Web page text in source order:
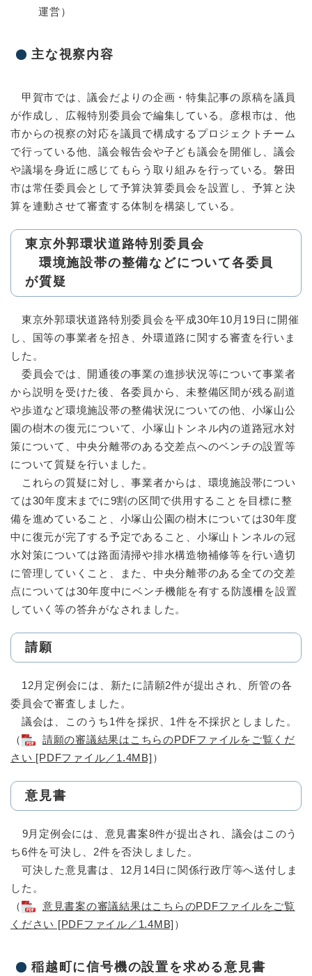
運営）
主な視察内容
甲賀市では、議会だよりの企画・特集記事の原稿を議員
が作成し、広報特別委員会で編集している。彦根市は、他
市からの視察の対応を議員で構成するプロジェクトチーム
で行っている他、議会報告会や子ども議会を開催し、議会
や議場を身近に感じてもらう取り組みを行っている。磐田
市は常任委員会として予算決算委員会を設置し、予算と決
算を連動させて審査する体制を構築している。
東京外郭環状道路特別委員会
環境施設帯の整備などについて各委員
が質疑
東京外郭環状道路特別委員会を平成30年10月19日に開催
し、国等の事業者を招き、外環道路に関する審査を行いま
した。
委員会では、開通後の事業の進捗状況等について事業者
から説明を受けた後、各委員から、未整備区間が残る副道
や歩道など環境施設帯の整備状況についての他、小塚山公
園の樹木の復元について、小塚山トンネル内の道路冠水対
策について、中央分離帯のある交差点へのベンチの設置等
について質疑を行いました。
これらの質疑に対し、事業者からは、環境施設帯につい
ては30年度末までに9割の区間で供用することを目標に整
備を進めていること、小塚山公園の樹木については30年度
中に復元が完了する予定であること、小塚山トンネルの冠
水対策については路面清掃や排水構造物補修等を行い適切
に管理していくこと、また、中央分離帯のある全ての交差
点については30年度中にベンチ機能を有する防護柵を設置
していく等の答弁がなされました。
請願
12月定例会には、新たに請願2件が提出され、所管の各
委員会で審査しました。
議会は、このうち1件を採択、1件を不採択としました。
（
請願の審議結果はこちらのPDFファイルをご覧くだ
さい [PDFファイル／1.4MB] ）
意見書
9月定例会には、意見書案8件が提出され、議会はこのう
ち6件を可決し、2件を否決しました。
可決した意見書は、12月14日に関係行政庁等へ送付しま
した。
（
意見書案の審議結果はこちらのPDFファイルをご覧
ください [PDFファイル／1.4MB] ）
稲越町に信号機の設置を求める意見書